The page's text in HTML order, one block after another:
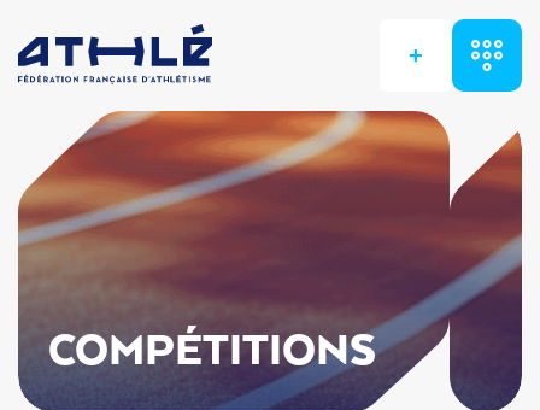
+
COMPÉTITIONS